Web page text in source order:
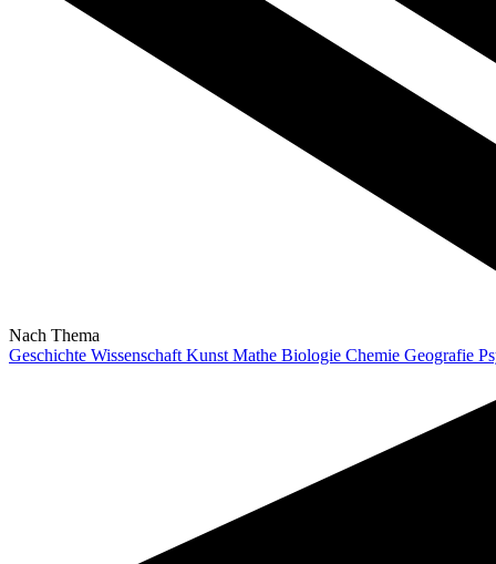
Nach Thema
Geschichte Wissenschaft Kunst Mathe Biologie Chemie Geografie